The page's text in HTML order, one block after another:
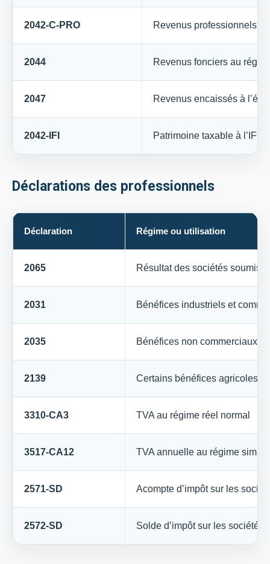
2042-C-PRO Revenus professionnels
2044 Revenus fonciers au
2047 Revenus encaissés à
2042-IFI Patrimoine taxable à l’IFI
Déclarations des professionnels
Déclaration Régime ou utilisation
2065 Résultat des sociétés
2031 Bénéfices industriels et
2035 Bénéfices non commerciaux
2139 Certains bénéfices agricoles
3310-CA3 TVA au régime réel normal
3517-CA12 TVA annuelle au régime
2571-SD Acompte d’impôt sur les
2572-SD Solde d’impôt sur les sociétés